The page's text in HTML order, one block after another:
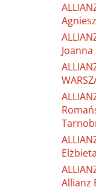
Joanna
Allianz